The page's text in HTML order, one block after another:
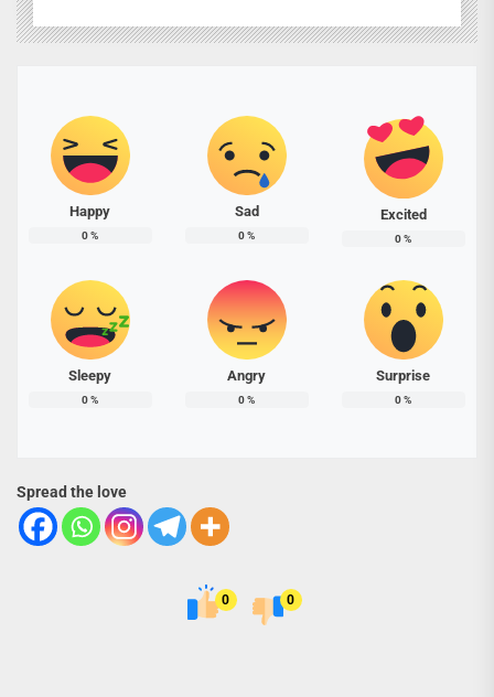
Happy
0%
Sad
0%
Excited
0%
Sleepy
0%
Angry
0%
Surprise
0%
Spread the love
0 0